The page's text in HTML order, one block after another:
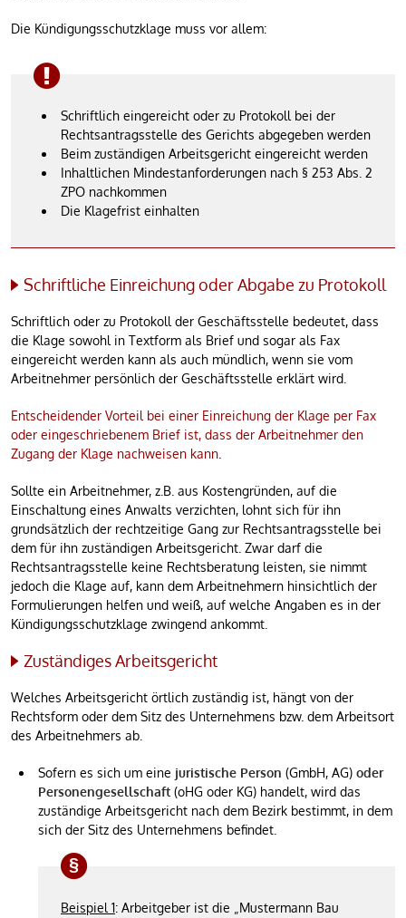
Die Kündigungsschutzklage muss vor allem:
Schriftlich eingereicht oder zu Protokoll bei der
Rechtsantragsstelle des Gerichts abgegeben werden
Beim zuständigen Arbeitsgericht eingereicht werden
Inhaltlichen Mindestanforderungen nach § 253 Abs. 2
ZPO nachkommen
Die Klagefrist einhalten
Schriftliche Einreichung oder Abgabe zu Protokoll
Schriftlich oder zu Protokoll der Geschäftsstelle bedeutet, dass
die Klage sowohl in Textform als Brief und sogar als Fax
eingereicht werden kann als auch mündlich, wenn sie vom
Arbeitnehmer persönlich der Geschäftsstelle erklärt wird.
Entscheidender Vorteil bei einer Einreichung der Klage per Fax
oder eingeschriebenem Brief ist, dass der Arbeitnehmer den
Zugang der Klage nachweisen kann
Sollte ein Arbeitnehmer, z.B. aus Kostengründen, auf die
Einschaltung eines Anwalts verzichten, lohnt sich für ihn
grundsätzlich der rechtzeitige Gang zur Rechtsantragsstelle bei
dem für ihn zuständigen Arbeitsgericht. Zwar darf die
Rechtsantragsstelle keine Rechtsberatung leisten, sie nimmt
jedoch die Klage auf, kann dem Arbeitnehmern hinsichtlich der
Formulierungen helfen und weiß, auf welche Angaben es in der
Kündigungsschutzklage zwingend ankommt.
Zuständiges Arbeitsgericht
Welches Arbeitsgericht örtlich zuständig ist, hängt von der
Rechtsform oder dem Sitz des Unternehmens bzw. dem Arbeitsort
des Arbeitnehmers ab.
Sofern es sich um eine juristische Person (GmbH, AG) oder
Personengesellschaft (oHG oder KG) handelt, wird das
zuständige Arbeitsgericht nach dem Bezirk bestimmt, in dem
sich der Sitz des Unternehmens befindet.
Beispiel 1: Arbeitgeber ist die „Mustermann Bau